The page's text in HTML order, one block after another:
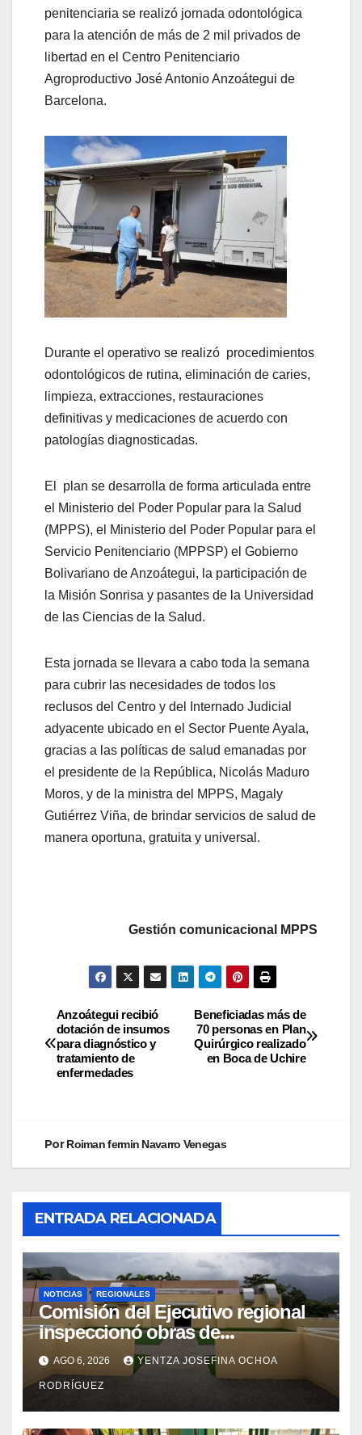
penitenciaria se realizó jornada odontológica
para la atención de más de 2 mil privados de
libertad en el Centro Penitenciario
Agroproductivo José Antonio Anzoátegui de
Barcelona.
Durante el operativo se realizó procedimientos
odontológicos de rutina, eliminación de caries,
limpieza, extracciones, restauraciones
definitivas y medicaciones de acuerdo con
patologías diagnosticadas.
El plan se desarrolla de forma articulada entre
el Ministerio del Poder Popular para la Salud
(MPPS), el Ministerio del Poder Popular para el
Servicio Penitenciario (MPPSP) el Gobierno
Bolivariano de Anzoátegui, la participación de
la Misión Sonrisa y pasantes de la Universidad
de las Ciencias de la Salud.
Esta jornada se llevara a cabo toda la semana
para cubrir las necesidades de todos los
reclusos del Centro y del Internado Judicial
adyacente ubicado en el Sector Puente Ayala,
gracias a las políticas de salud emanadas por
el presidente de la República, Nicolás Maduro
Moros, y de la ministra del MPPS, Magaly
Gutiérrez Viña, de brindar servicios de salud de
manera oportuna, gratuita y universal.
Gestión comunicacional MPPS
Beneficiadas más de
70 personas en Plan
Quirúrgico realizado
en Boca de Uchire
Anzoátegui recibió
dotación de insumos
para diagnóstico y
tratamiento de
enfermedades
PorRoiman fermin Navarro Venegas
ENTRADA RELACIONADA
NOTICIAS REGIONALES
Comisión del Ejecutivo regional
inspeccionó obras de
recuperación en la Maternidad
Integral Aragua
AGO 6, 2026 YENTZA JOSEFINA OCHOA
RODRÍGUEZ